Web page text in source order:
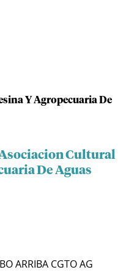
Y Agropecuaria De
Cultural
De Aguas
ARRIBA CGTO AG